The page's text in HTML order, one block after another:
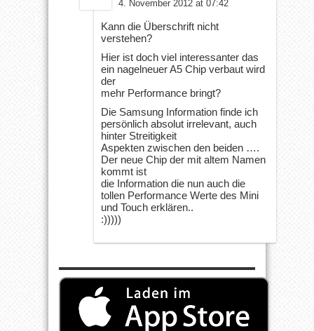
4. November 2012 at 07:42
Kann die Überschrift nicht
verstehen?
Hier ist doch viel interessanter das
ein nagelneuer A5 Chip verbaut wird
der
mehr Performance bringt?
Die Samsung Information finde ich
persönlich absolut irrelevant, auch
hinter Streitigkeit
Aspekten zwischen den beiden ….
Der neue Chip der mit altem Namen
kommt ist
die Information die nun auch die
tollen Performance Werte des Mini
und Touch erklären..
:)))))